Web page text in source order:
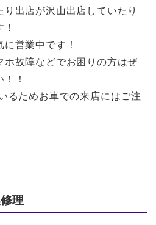
出店が沢山出店していたり
営業中です！
ホ故障などでお困りの方はぜ
！
るためお車での来店にはご注
理